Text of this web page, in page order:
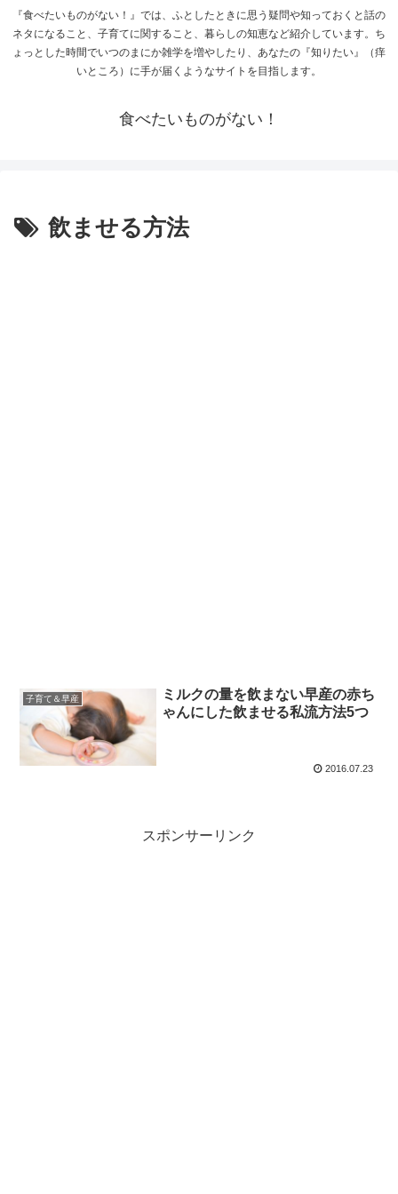
『食べたいものがない！』では、ふとしたときに思う疑問や知っておくと話の
ネタになること、子育てに関すること、暮らしの知恵など紹介しています。ち
ょっとした時間でいつのまにか雑学を増やしたり、あなたの『知りたい』（痒
いところ）に手が届くようなサイトを目指します。
食べたいものがない！
飲ませる方法
子育て＆早産
ミルクの量を飲まない早産の赤ち
ゃんにした飲ませる私流方法5つ
2016.07.23
スポンサーリンク